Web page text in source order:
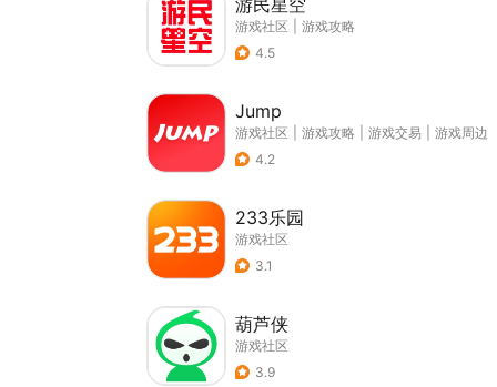
游民星空
游戏社区
游戏攻略
4.5
Jump
游戏社区 游戏攻略 游戏交易
游戏周边
4.2
233乐园
游戏社区
3.1
葫芦侠
游戏社区
3.9